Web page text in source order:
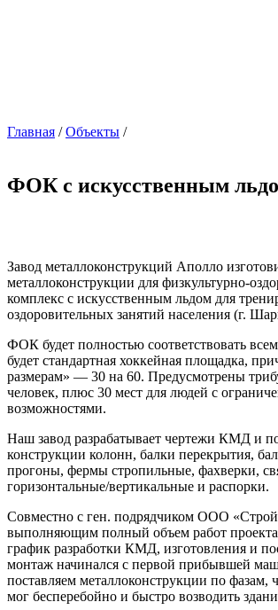
Главная /Объекты /
ФОК с искусственным
Завод металлоконструкций Аполло
металлоконструкции для физкультурно-
комплекс с искусственным льдом для
оздоровительных занятий населения (г.
ФОК будет полностью соответствовать
будет стандартная хоккейная площадка,
размерам» — 30 на 60. Предусмотрены
человек, плюс 30 мест для людей с
возможностями.
Наш завод разрабатывает чертежи КМД и
конструкции колонн, балки перекрытия,
прогоны, фермы стропильные, фахверки,
горизонтальные/вертикальные и распорки.
Совместно с ген. подрядчиком ООО
выполняющим полный объем работ
график разработки КМД, изготовления и
монтаж начинался с первой прибывшей
поставляем металлоконструкции по фазам,
мог бесперебойно и быстро возводить